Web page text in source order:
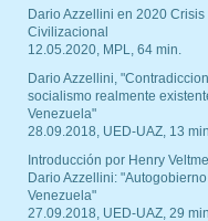
Dario Azzellini en 2020 Crisis
Civilizacional
12.05.2020, MPL, 64 min.
Dario Azzellini,
socialismo realmente
Venezuela"
28.09.2018, UED-UAZ, 13
Introducción por Henry
Dario Azzellini:
Venezuela"
27.09.2018, UED-UAZ, 29